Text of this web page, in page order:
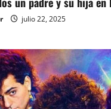
julio 22, 2025